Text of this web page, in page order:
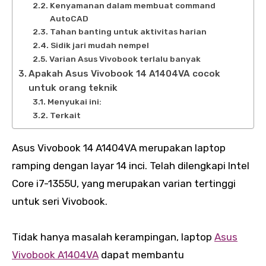
Kenyamanan dalam membuat command
AutoCAD
Tahan banting untuk aktivitas harian
Sidik jari mudah nempel
Varian Asus Vivobook terlalu banyak
Apakah Asus Vivobook 14 A1404VA cocok
untuk orang teknik
Menyukai ini:
Terkait
Asus Vivobook 14 A1404VA merupakan laptop
ramping dengan layar 14 inci. Telah dilengkapi Intel
Core i7-1355U, yang merupakan varian tertinggi
untuk seri Vivobook.
Tidak hanya masalah kerampingan, laptop Asus
Vivobook A1404VA dapat membantu